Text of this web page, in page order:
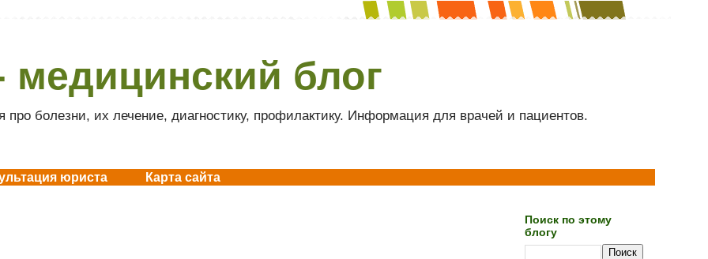
блог
болезни, их лечение, диагностику, профилактику. Информация для врачей и пациентов.
юриста Карта сайта
Поиск по этому
блогу